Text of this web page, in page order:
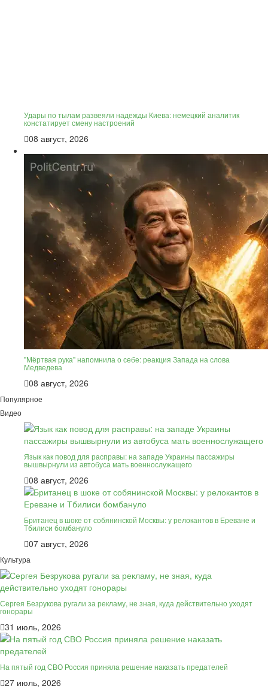
Удары по тылам развеяли надежды Киева: немецкий аналитик
констатирует смену настроений
08 август, 2026
"Мёртвая рука" напомнила о себе: реакция Запада на слова
Медведева
08 август, 2026
Популярное
Видео
Язык как повод для расправы: на западе Украины пассажиры
вышвырнули из автобуса мать военнослужащего
08 август, 2026
Британец в шоке от собянинской Москвы: у релокантов в Ереване и
Тбилиси бомбануло
07 август, 2026
Культура
Сергея Безрукова ругали за рекламу, не зная, куда действительно уходят
гонорары
31 июль, 2026
На пятый год СВО Россия приняла решение наказать предателей
27 июль, 2026